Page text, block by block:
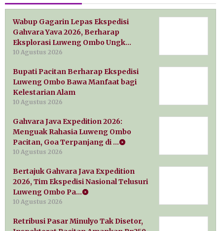
Wabup Gagarin Lepas Ekspedisi
Gahvara Yava 2026, Berharap
Eksplorasi Luweng Ombo Ungk…
10 Agustus 2026
Bupati Pacitan Berharap Ekspedisi
Luweng Ombo Bawa Manfaat bagi
Kelestarian Alam
10 Agustus 2026
Gahvara Java Expedition 2026:
Menguak Rahasia Luweng Ombo
Pacitan, Goa Terpanjang di …
10 Agustus 2026
Bertajuk Gahvara Java Expedition
2026, Tim Ekspedisi Nasional Telusuri
Luweng Ombo Pa…
10 Agustus 2026
Retribusi Pasar Minulyo Tak Disetor,